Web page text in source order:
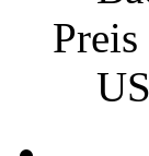
Preis